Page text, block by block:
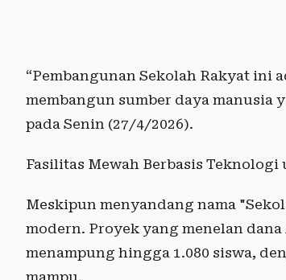
“Pembangunan Sekolah Rakyat ini
membangun sumber daya manusia
pada Senin (27/4/2026).
Fasilitas Mewah Berbasis
Meskipun menyandang nama
modern. Proyek yang menelan
menampung hingga 1.080 siswa,
mampu.